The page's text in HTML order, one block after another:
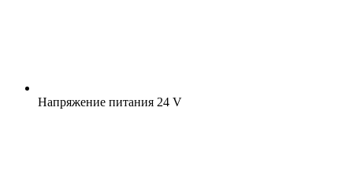
Напряжение питания 24 V